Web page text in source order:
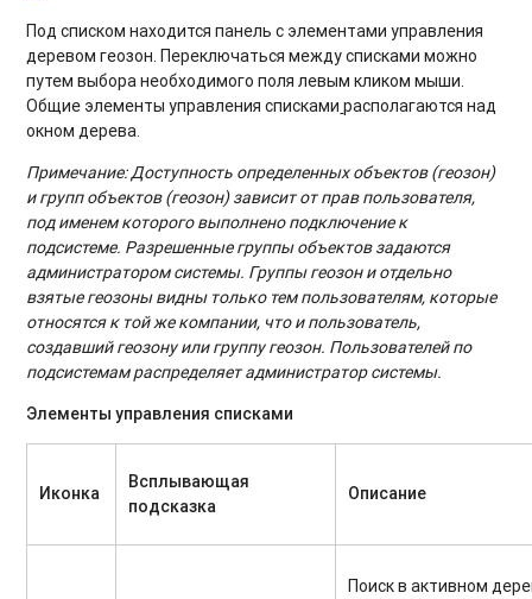
Под списком находится панель с элементами управления
деревом геозон. Переключаться между списками можно
путем выбора необходимого поля левым кликом мыши.
Общие элементы управления списками располагаются над
окном дерева.
Примечание: Доступность определенных объектов (геозон)
и групп объектов (геозон) зависит от прав пользователя,
под именем которого выполнено подключение к
подсистеме. Разрешенные группы объектов задаются
администратором системы. Группы геозон и отдельно
взятые геозоны видны только тем пользователям, которые
относятся к той же компании, что и пользователь,
создавший геозону или группу геозон. Пользователей по
подсистемам распределяет администратор системы.
Элементы управления списками
Иконка
Всплывающая
подсказка
Описание
Поиск в активном